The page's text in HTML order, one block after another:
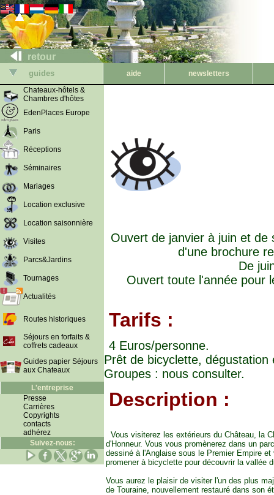
retour
guides aide
newsletters
Chateaux-hôtels &
Chambres d'hôtes
EdenPlaces Europe
Paris
Réceptions
Séminaires
Mariages
Location exclusive
Location saisonnière
Visites
Parcs&Jardins
Tournages
Actualités
Routes historiques
Séjours en forfaits &
coffrets cadeaux
Guides papier Séjours
aux Chateaux
L'entreprise
Presse
Carrières
Copyrights
contacts
adhérez
Suivez-nous:
Ouvert de janvier à juin et
d'une brochure
De
Ouvert toute l'année pour
Tarifs :
4 Euros/personne.
Prêt de bicyclette,
Groupes : nous consulter.
Description :
Vous visiterez les extérieurs du Château, la
d'Honneur. Vous vous promènerez dans un
dessiné à l'Anglaise sous le Premier Empire et
promener à bicyclette pour découvrir la vallée
Vous aurez le plaisir de visiter l'un des plus
de Touraine, nouvellement restauré dans son